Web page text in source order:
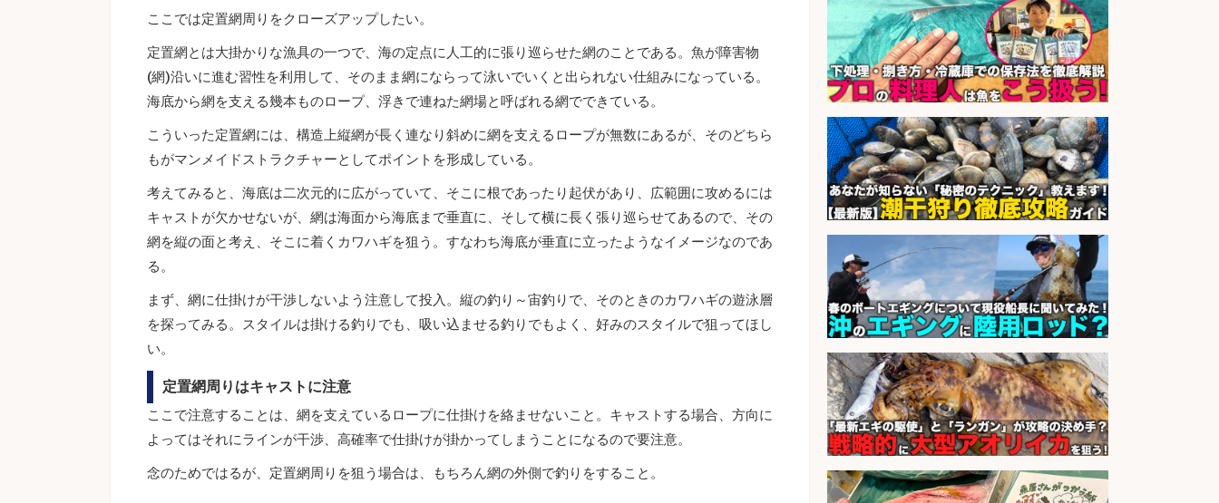
ここでは定置網周りをクローズアップしたい。
定置網とは大掛かりな漁具の一つで、海の定点に人工的に張り巡らせた網のことである。魚が障害物
(網)沿いに進む習性を利用して、そのまま網にならって泳いでいくと出られない仕組みになっている。
海底から網を支える幾本ものロープ、浮きで連ねた網場と呼ばれる網でできている。
こういった定置網には、構造上縦網が長く連なり斜めに網を支えるロープが無数にあるが、そのどちら
もがマンメイドストラクチャーとしてポイントを形成している。
考えてみると、海底は二次元的に広がっていて、そこに根であったり起伏があり、広範囲に攻めるには
キャストが欠かせないが、網は海面から海底まで垂直に、そして横に長く張り巡らせてあるので、その
網を縦の面と考え、そこに着くカワハギを狙う。すなわち海底が垂直に立ったようなイメージなのであ
る。
まず、網に仕掛けが干渉しないよう注意して投入。縦の釣り～宙釣りで、そのときのカワハギの遊泳層
を探ってみる。スタイルは掛ける釣りでも、吸い込ませる釣りでもよく、好みのスタイルで狙ってほし
い。
定置網周りはキャストに注意
ここで注意することは、網を支えているロープに仕掛けを絡ませないこと。キャストする場合、方向に
よってはそれにラインが干渉、高確率で仕掛けが掛かってしまうことになるので要注意。
念のためではるが、定置網周りを狙う場合は、もちろん網の外側で釣りをすること。